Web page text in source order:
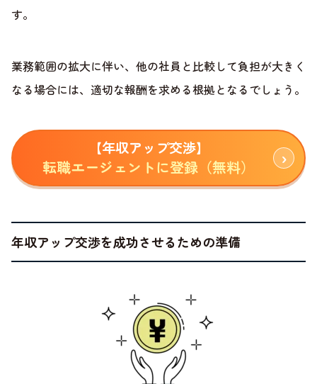
す。
業務範囲の拡大に伴い、他の社員と比較して負担が大きく
なる場合には、適切な報酬を求める根拠となるでしょう。
【年収アップ交渉】
転職エージェントに登録（無料）
年収アップ交渉を成功させるための準備